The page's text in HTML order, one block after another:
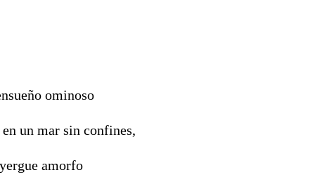
ominoso
un mar sin confines,
amorfo